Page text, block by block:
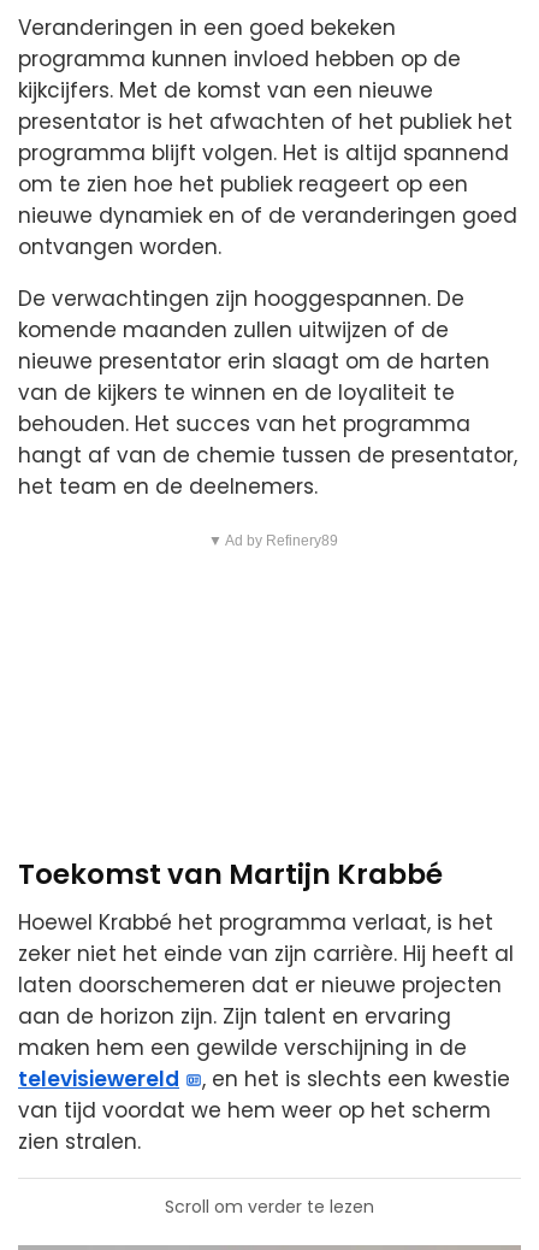
Veranderingen in een goed bekeken
programma kunnen invloed hebben op de
kijkcijfers. Met de komst van een nieuwe
presentator is het afwachten of het publiek het
programma blijft volgen. Het is altijd spannend
om te zien hoe het publiek reageert op een
nieuwe dynamiek en of de veranderingen goed
ontvangen worden.
De verwachtingen zijn hooggespannen. De
komende maanden zullen uitwijzen of de
nieuwe presentator erin slaagt om de harten
van de kijkers te winnen en de loyaliteit te
behouden. Het succes van het programma
hangt af van de chemie tussen de presentator,
het team en de deelnemers.
▼ Ad by Refinery89
Toekomst van Martijn Krabbé
Hoewel Krabbé het programma verlaat, is het
zeker niet het einde van zijn carrière. Hij heeft al
laten doorschemeren dat er nieuwe projecten
aan de horizon zijn. Zijn talent en ervaring
maken hem een gewilde verschijning in de
televisiewereld
, en het is slechts een kwestie
van tijd voordat we hem weer op het scherm
zien stralen.
Scroll om verder te lezen